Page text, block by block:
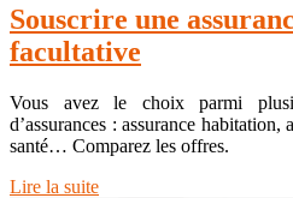
Souscrire une
facultative
Vous avez le choix parmi
d’assurances : assurance habitation,
santé… Comparez les offres.
Lire la suite